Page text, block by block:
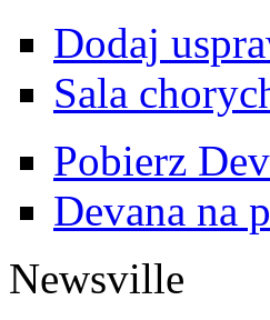
Dodaj
Sala
Pobierz
Devana na
Newsville